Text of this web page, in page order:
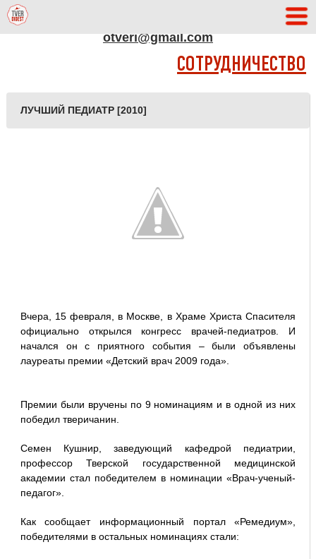
otveri@gmail.com
СОТРУДНИЧЕСТВО
ЛУЧШИЙ ПЕДИАТР [2010]
Вчера, 15 февраля, в Москве, в Храме Христа Спасителя
официально открылся конгресс врачей-педиатров. И
начался он с приятного события – были объявлены
лауреаты премии «Детский врач 2009 года».
Премии были вручены по 9 номинациям и в одной из них
победил тверичанин.
Семен Кушнир, заведующий кафедрой педиатрии,
профессор Тверской государственной медицинской
академии стал победителем в номинации «Врач-ученый-
педагог».
Как сообщает информационный портал «Ремедиум»,
победителями в остальных номинациях стали: